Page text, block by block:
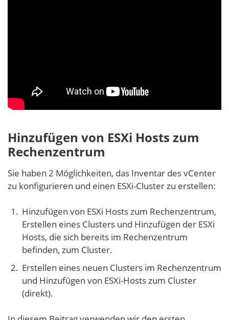
Hinzufügen von ESXi Hosts zum
Rechenzentrum
Sie haben 2 Möglichkeiten, das Inventar des vCenter
zu konfigurieren und einen ESXi-Cluster zu erstellen:
Hinzufügen von ESXi Hosts zum Rechenzentrum,
Erstellen eines Clusters und Hinzufügen der ESXi
Hosts, die sich bereits im Rechenzentrum
befinden, zum Cluster.
Erstellen eines neuen Clusters im Rechenzentrum
und Hinzufügen von ESXi-Hosts zum Cluster
(direkt).